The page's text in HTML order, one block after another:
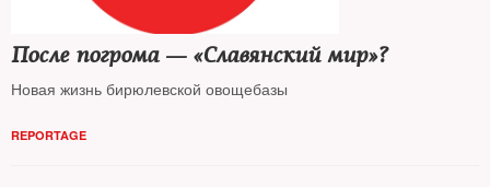
После погрома — «Славянский мир»?
Новая жизнь бирюлевской овощебазы
REPORTAGE